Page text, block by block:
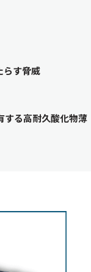
らす脅威
する高耐久酸化物薄